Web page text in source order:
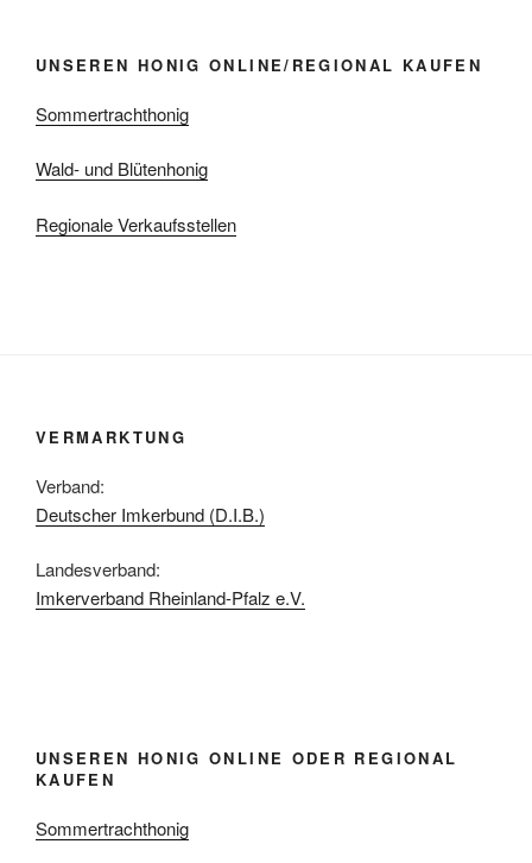
UNSEREN HONIG ONLINE/REGIONAL KAUFEN
Sommertrachthonig
Wald- und Blütenhonig
Regionale Verkaufsstellen
VERMARKTUNG
Verband:
Deutscher Imkerbund (D.I.B.)
Landesverband:
Imkerverband Rheinland-Pfalz e.V.
UNSEREN HONIG ONLINE ODER REGIONAL
KAUFEN
Sommertrachthonig